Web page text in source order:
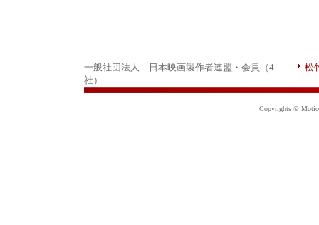
一般社団法人 日本映画製作者連盟・会員（4
社）
松
Copyrights ©